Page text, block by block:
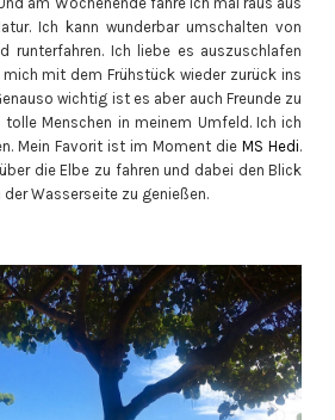
Ich kann wunderbar umschalten von
runterfahren. Ich liebe es auszuschlafen
mit dem Frühstück wieder zurück ins
wichtig ist es aber auch Freunde zu
Menschen in meinem Umfeld. Ich ich
Mein Favorit ist im Moment dieMS Hedi.
die Elbe zu fahren und dabei den Blick
Wasserseite zu genießen.